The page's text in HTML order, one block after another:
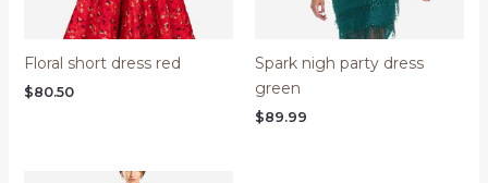
Floral short dress red
$80.50
Spark nigh party dress
green
$89.99